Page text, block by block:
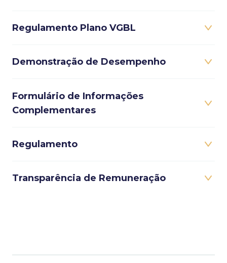
Regulamento Plano VGBL
Demonstração de Desempenho
Formulário de Informações
Complementares
Regulamento
Transparência de Remuneração